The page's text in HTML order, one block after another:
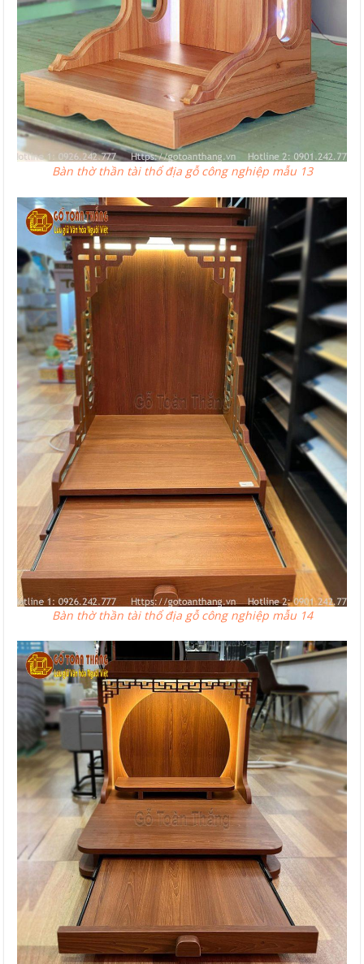
Bàn thờ thần tài thổ địa gỗ công nghiệp mẫu 13
Bàn thờ thần tài thổ địa gỗ công nghiệp mẫu 14